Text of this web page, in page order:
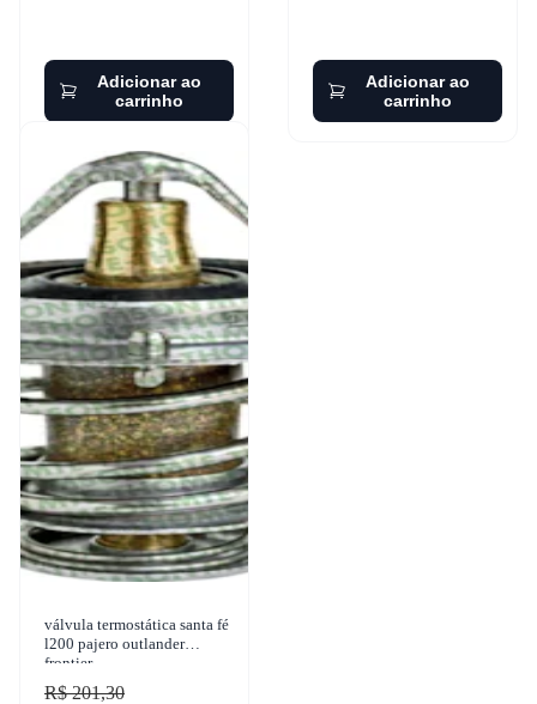
Adicionar ao
carrinho
Adicionar ao
carrinho
válvula termostática santa fé
l200 pajero outlander
frontier
R$ 201,30